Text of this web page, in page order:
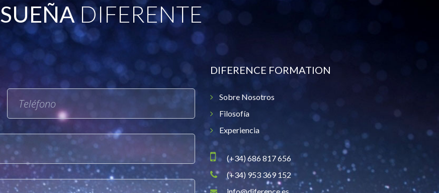
SUEÑADIFERENTE
DIFERENCE FORMATION
Sobre Nosotros
Filosofía
Experiencia
(+34) 686 817 656
(+34) 953 369 152